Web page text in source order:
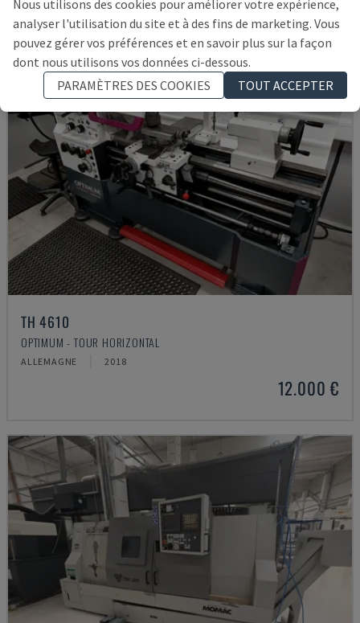
TH 4610
OPTIMUM - TOUR HORIZONTAL
ALLEMAGNE 2018
12.000 €
Nous utilisons des cookies pour améliorer votre expérience,
analyser l'utilisation du site et à des fins de marketing. Vous
pouvez gérer vos préférences et en savoir plus sur la façon
dont nous utilisons vos données ci-dessous.
PARAMÈTRES DES COOKIES
TOUT ACCEPTER